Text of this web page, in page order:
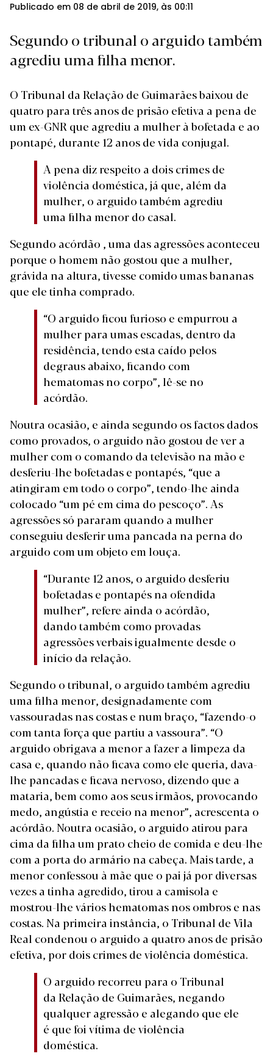
Publicado em 08 de abril de 2019, às 00:11
Segundo o tribunal o arguido também
agrediu uma filha menor.
O Tribunal da Relação de Guimarães baixou de
quatro para três anos de prisão efetiva a pena de
um ex-GNR que agrediu a mulher à bofetada e ao
pontapé, durante 12 anos de vida conjugal.
A pena diz respeito a dois crimes de
violência doméstica, já que, além da
mulher, o arguido também agrediu
uma filha menor do casal.
Segundo acórdão , uma das agressões aconteceu
porque o homem não gostou que a mulher,
grávida na altura, tivesse comido umas bananas
que ele tinha comprado.
“O arguido ficou furioso e empurrou a
mulher para umas escadas, dentro da
residência, tendo esta caído pelos
degraus abaixo, ficando com
hematomas no corpo”, lê-se no
acórdão.
Noutra ocasião, e ainda segundo os factos dados
como provados, o arguido não gostou de ver a
mulher com o comando da televisão na mão e
desferiu-lhe bofetadas e pontapés, “que a
atingiram em todo o corpo”, tendo-lhe ainda
colocado “um pé em cima do pescoço”. As
agressões só pararam quando a mulher
conseguiu desferir uma pancada na perna do
arguido com um objeto em louça.
“Durante 12 anos, o arguido desferiu
bofetadas e pontapés na ofendida
mulher”, refere ainda o acórdão,
dando também como provadas
agressões verbais igualmente desde o
início da relação.
Segundo o tribunal, o arguido também agrediu
uma filha menor, designadamente com
vassouradas nas costas e num braço, “fazendo-o
com tanta força que partiu a vassoura”. “O
arguido obrigava a menor a fazer a limpeza da
casa e, quando não ficava como ele queria, dava-
lhe pancadas e ficava nervoso, dizendo que a
mataria, bem como aos seus irmãos, provocando
medo, angústia e receio na menor”, acrescenta o
acórdão. Noutra ocasião, o arguido atirou para
cima da filha um prato cheio de comida e deu-lhe
com a porta do armário na cabeça. Mais tarde, a
menor confessou à mãe que o pai já por diversas
vezes a tinha agredido, tirou a camisola e
mostrou-lhe vários hematomas nos ombros e nas
costas. Na primeira instância, o Tribunal de Vila
Real condenou o arguido a quatro anos de prisão
efetiva, por dois crimes de violência doméstica.
O arguido recorreu para o Tribunal
da Relação de Guimarães, negando
qualquer agressão e alegando que ele
é que foi vítima de violência
doméstica.